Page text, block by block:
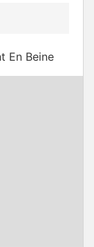
En Beine